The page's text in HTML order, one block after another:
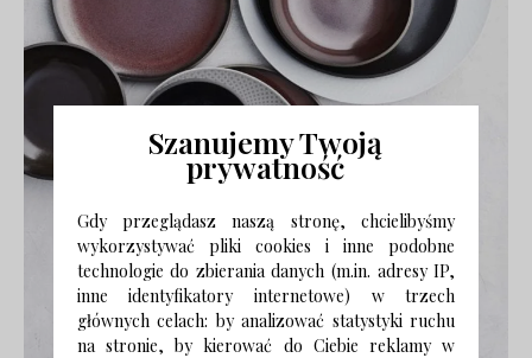
Szanujemy Twoją
prywatność
Gdy przeglądasz naszą stronę, chcielibyśmy
wykorzystywać pliki cookies i inne podobne
technologie do zbierania danych (m.in. adresy IP,
inne identyfikatory internetowe) w trzech
głównych celach: by analizować statystyki ruchu
na stronie, by kierować do Ciebie reklamy w